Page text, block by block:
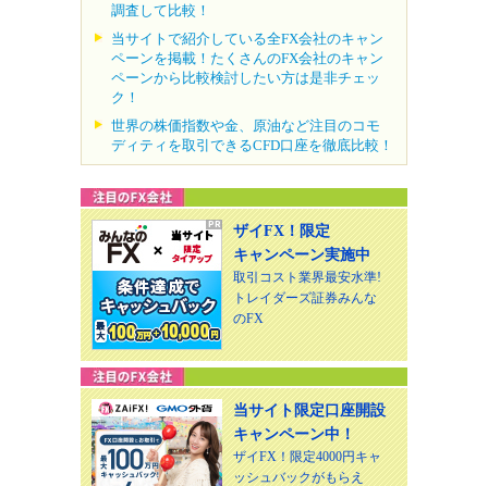
調査して比較！
当サイトで紹介している全FX会社のキャン
ペーンを掲載！たくさんのFX会社のキャン
ペーンから比較検討したい方は是非チェッ
ク！
世界の株価指数や金、原油など注目のコモ
ディティを取引できるCFD口座を徹底比較！
ザイFX！限定
キャンペーン実施中
取引コスト業界最安水準!
トレイダーズ証券みんな
のFX
当サイト限定口座開設
キャンペーン中！
ザイFX！限定4000円キャ
ッシュバックがもらえ